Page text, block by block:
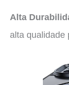
Alta
alta qualidade